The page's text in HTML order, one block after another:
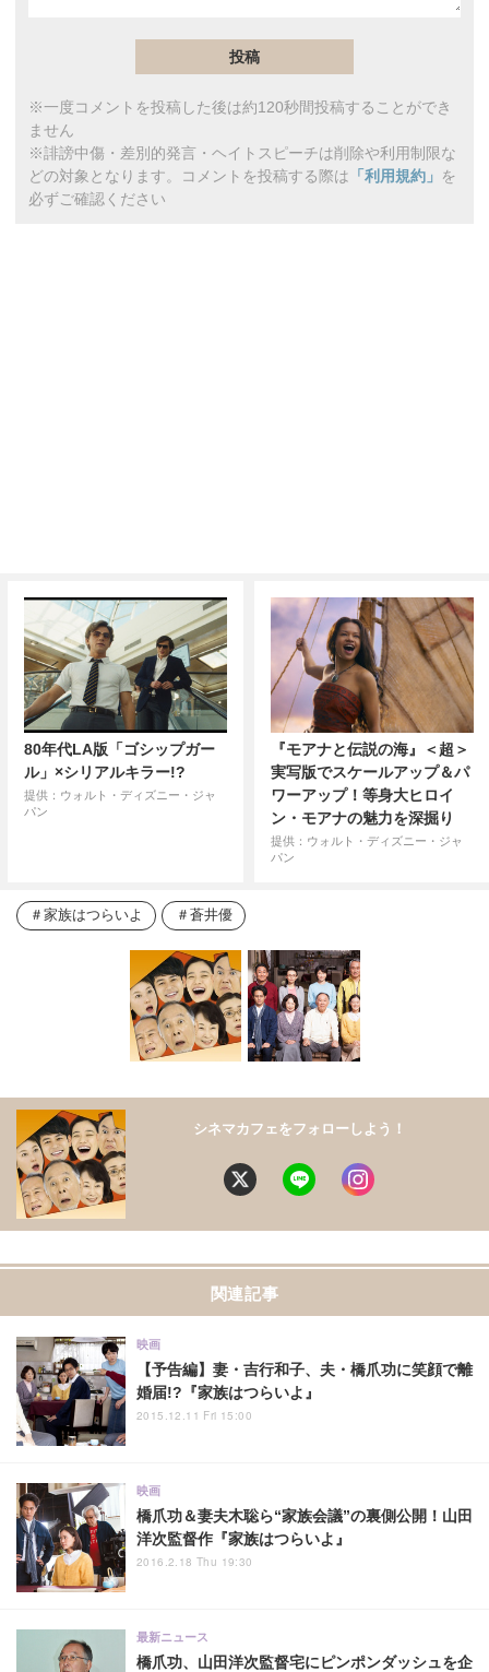
※一度コメントを投稿した後は約120秒間投稿することができ
ません
※誹謗中傷・差別的発言・ヘイトスピーチは削除や利用制限な
どの対象となります。コメントを投稿する際は 「利用規約」 を
必ずご確認ください
80年代LA版「ゴシップガー
ル」×シリアルキラー!?
提供：ウォルト・ディズニー・ジャ
パン
『モアナと伝説の海』＜超＞
実写版でスケールアップ＆パ
ワーアップ！等身大ヒロイ
ン・モアナの魅力を深掘り
提供：ウォルト・ディズニー・ジャ
パン
家族はつらいよ 蒼井優
シネマカフェをフォローしよう！
関連記事
【予告編】妻・吉行和子、夫・橋爪功に笑顔で離
婚届!?『家族はつらいよ』
映画
2015.12.11 Fri 15:00
橋爪功＆妻夫木聡ら“家族会議”の裏側公開！山田
洋次監督作『家族はつらいよ』
映画
2016.2.18 Thu 19:30
橋爪功、山田洋次監督宅にピンポンダッシュを企
最新ニュース